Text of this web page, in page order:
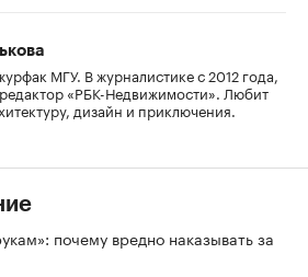
МГУ. В журналистике с 2012 года,
«РБК-Недвижимости». Любит
дизайн и приключения.
почему вредно наказывать за